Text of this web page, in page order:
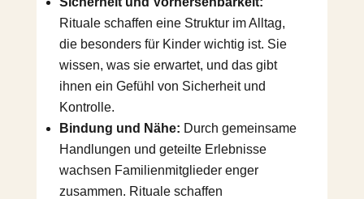
Rituale schaffen eine Struktur im Alltag,
die besonders für Kinder wichtig ist. Sie
wissen, was sie erwartet, und das gibt
ihnen ein Gefühl von Sicherheit und
Kontrolle.
Bindung und Nähe: Durch gemeinsame
Handlungen und geteilte Erlebnisse
wachsen Familienmitglieder enger
zusammen. Rituale schaffen